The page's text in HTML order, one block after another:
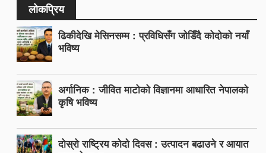
लोकप्रिय
ढिकीदेखि मेसिनसम्म : प्रविधिसँग जोडिँदै कोदोको नयाँ
भविष्य
अर्गानिक : जीवित माटोको विज्ञानमा आधारित नेपालको
कृषि भविष्य
दोस्रो राष्ट्रिय कोदो दिवस : उत्पादन बढाउने र आयात